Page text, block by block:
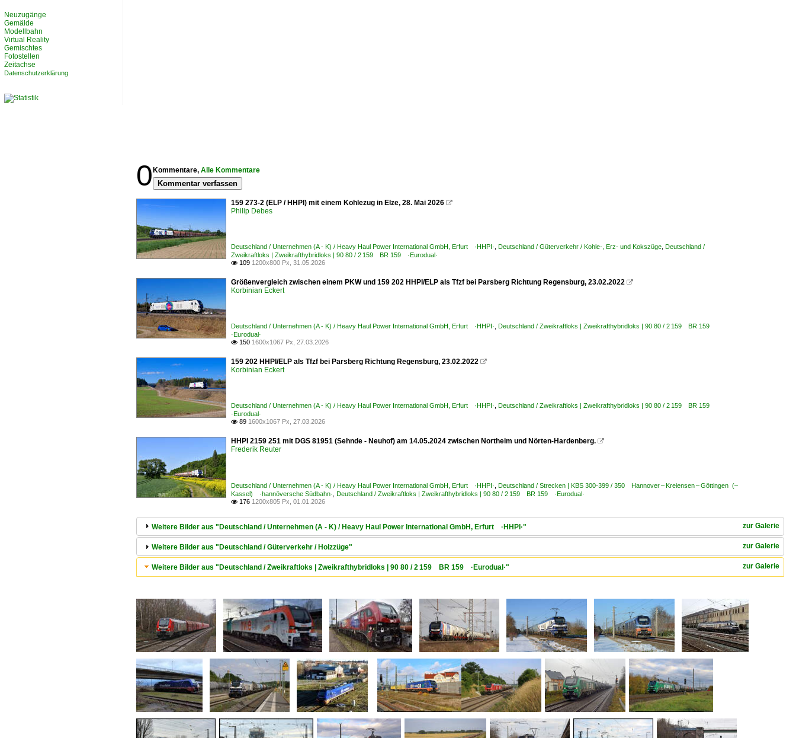
0 Kommentare, Alle Kommentare
Kommentar verfassen
159 273-2 (ELP / HHPI) mit einem Kohlezug in Elze, 28. Mai 2026 
Philip Debes
Deutschland / Unternehmen (A - K) / Heavy Haul Power International GmbH, Erfurt ·HHPI· Deutschland / Güterverkehr / Kohle-, Erz- und Kokszüge Deutschland /
Zweikraftloks | Zweikrafthybridloks | 90 80 / 2 159 BR 159 ·Eurodual·
 109 1200x800 Px, 31.05.2026
Größenvergleich zwischen einem PKW und 159 202 HHPI/ELP als Tfzf bei Parsberg Richtung Regensburg, 23.02.2022 
Korbinian Eckert
Deutschland / Unternehmen (A - K) / Heavy Haul Power International GmbH, Erfurt ·HHPI· Deutschland / Zweikraftloks | Zweikrafthybridloks | 90 80 / 2 159 BR 159
·Eurodual·
 150 1600x1067 Px, 27.03.2026
159 202 HHPI/ELP als Tfzf bei Parsberg Richtung Regensburg, 23.02.2022 
Korbinian Eckert
Deutschland / Unternehmen (A - K) / Heavy Haul Power International GmbH, Erfurt ·HHPI· Deutschland / Zweikraftloks | Zweikrafthybridloks | 90 80 / 2 159 BR 159
·Eurodual·
 89 1600x1067 Px, 27.03.2026
HHPI 2159 251 mit DGS 81951 (Sehnde - Neuhof) am 14.05.2024 zwischen Northeim und Nörten-Hardenberg. 
Frederik Reuter
Deutschland / Unternehmen (A - K) / Heavy Haul Power International GmbH, Erfurt ·HHPI· Deutschland / Strecken | KBS 300-399 / 350 Hannover – Kreiensen – Göttingen (–
Kassel) ·hannöversche Südbahn· Deutschland / Zweikraftloks | Zweikrafthybridloks | 90 80 / 2 159 BR 159 ·Eurodual·
 176 1200x805 Px, 01.01.2026
zur Galerie
Weitere Bilder aus "Deutschland / Unternehmen (A - K) / Heavy Haul Power International GmbH, Erfurt ·HHPI·"
zur Galerie
Weitere Bilder aus "Deutschland / Güterverkehr / Holzzüge"
zur Galerie
Weitere Bilder aus "Deutschland / Zweikraftloks | Zweikrafthybridloks | 90 80 / 2 159 BR 159 ·Eurodual·"
Neuzugänge
Gemälde
Modellbahn
Virtual Reality
Gemischtes
Fotostellen
Zeitachse
Datenschutzerklärung